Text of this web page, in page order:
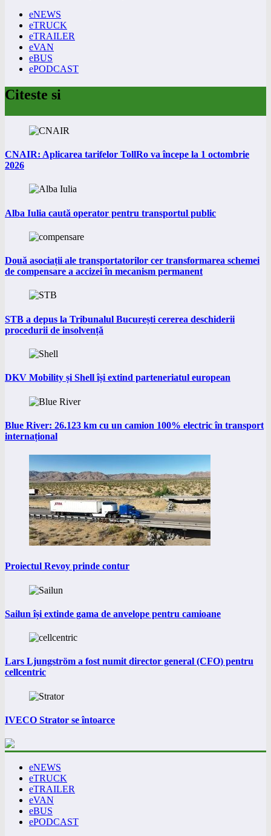
eNEWS
eTRUCK
eTRAILER
eVAN
eBUS
ePODCAST
Citeste si
CNAIR: Aplicarea tarifelor TollRo va începe la 1 octombrie
2026
Alba Iulia caută operator pentru transportul public
Două asociații ale transportatorilor cer transformarea schemei
de compensare a accizei în mecanism permanent
STB a depus la Tribunalul București cererea deschiderii
procedurii de insolvență
DKV Mobility și Shell își extind parteneriatul european
Blue River: 26.123 km cu un camion 100% electric în transport
internațional
Proiectul Revoy prinde contur
Sailun își extinde gama de anvelope pentru camioane
Lars Ljungström a fost numit director general (CFO) pentru
cellcentric
IVECO Strator se întoarce
eNEWS
eTRUCK
eTRAILER
eVAN
eBUS
ePODCAST